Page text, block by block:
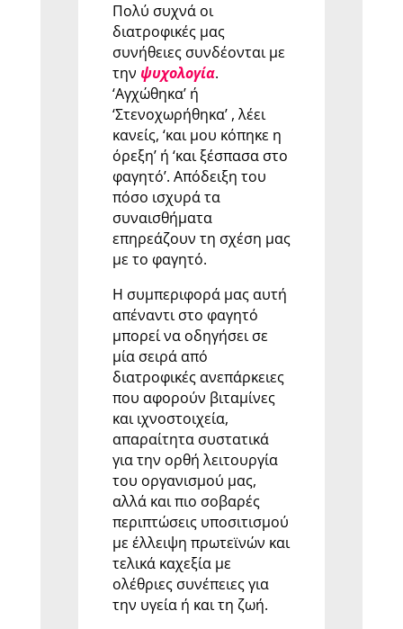
Πολύ συχνά οι
διατροφικές μας
συνήθειες συνδέονται με
την ψυχολογία.
‘Αγχώθηκα’ ή
‘Στενοχωρήθηκα’ , λέει
κανείς, ‘και μου κόπηκε η
όρεξη’ ή ‘και ξέσπασα στο
φαγητό’. Απόδειξη του
πόσο ισχυρά τα
συναισθήματα
επηρεάζουν τη σχέση μας
με το φαγητό.
Η συμπεριφορά μας αυτή
απέναντι στο φαγητό
μπορεί να οδηγήσει σε
μία σειρά από
διατροφικές ανεπάρκειες
που αφορούν βιταμίνες
και ιχνοστοιχεία,
απαραίτητα συστατικά
για την ορθή λειτουργία
του οργανισμού μας,
αλλά και πιο σοβαρές
περιπτώσεις υποσιτισμού
με έλλειψη πρωτεϊνών και
τελικά καχεξία με
ολέθριες συνέπειες για
την υγεία ή και τη ζωή.